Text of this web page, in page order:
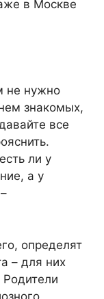
в Москве
не нужно
знакомых,
все
ли у
а у
определят
– для них